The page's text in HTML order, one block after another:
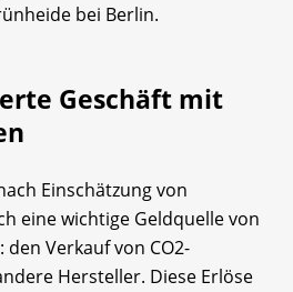
bei Berlin.
Geschäft mit
Einschätzung von
eine wichtige Geldquelle von
den Verkauf von CO2-
Hersteller. Diese Erlöse